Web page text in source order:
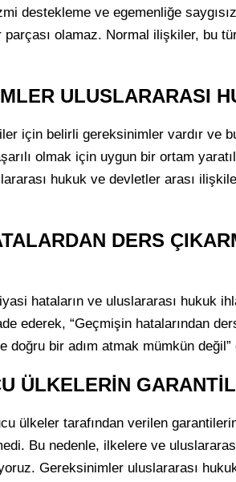
destekleme ve egemenliğe
olamaz. Normal ilişkiler, bu
ULUSLARARASI
için belirli gereksinimler vardır ve
olmak için uygun bir ortam
hukuk ve devletler arası
DERS
hataların ve uluslararası hukuk
ederek, “Geçmişin hatalarından
doğru bir adım atmak mümkün değil”
ÜLKELERİN
ülkeler tarafından verilen
Bu nedenle, ilkelere ve
Gereksinimler uluslararası